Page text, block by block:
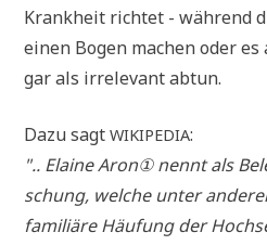
Krank­heit rich­tet - wäh­rend
einen Bogen machen oder
gar als irrele­vant abtun.
Dazu sagtWIKIPEDIA:
".. Elai­ne Aron① nennt als
schung, wel­che unter
fami­liä­re Häu­fung der